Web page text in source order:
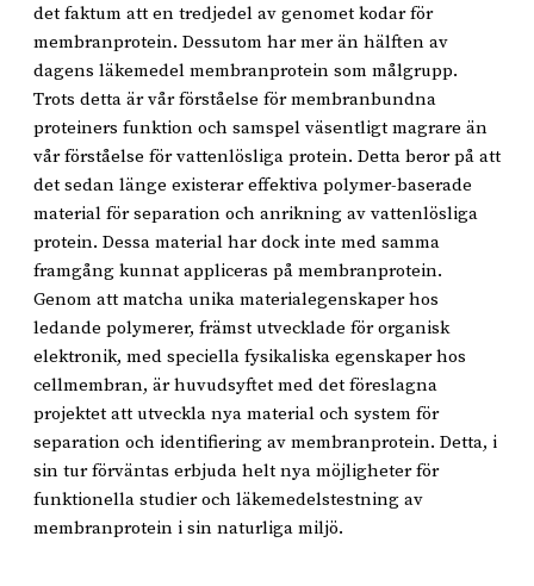
det faktum att en tredjedel av genomet kodar för
membranprotein. Dessutom har mer än hälften av
dagens läkemedel membranprotein som målgrupp.
Trots detta är vår förståelse för membranbundna
proteiners funktion och samspel väsentligt magrare än
vår förståelse för vattenlösliga protein. Detta beror på att
det sedan länge existerar effektiva polymer-baserade
material för separation och anrikning av vattenlösliga
protein. Dessa material har dock inte med samma
framgång kunnat appliceras på membranprotein.
Genom att matcha unika materialegenskaper hos
ledande polymerer, främst utvecklade för organisk
elektronik, med speciella fysikaliska egenskaper hos
cellmembran, är huvudsyftet med det föreslagna
projektet att utveckla nya material och system för
separation och identifiering av membranprotein. Detta, i
sin tur förväntas erbjuda helt nya möjligheter för
funktionella studier och läkemedelstestning av
membranprotein i sin naturliga miljö.